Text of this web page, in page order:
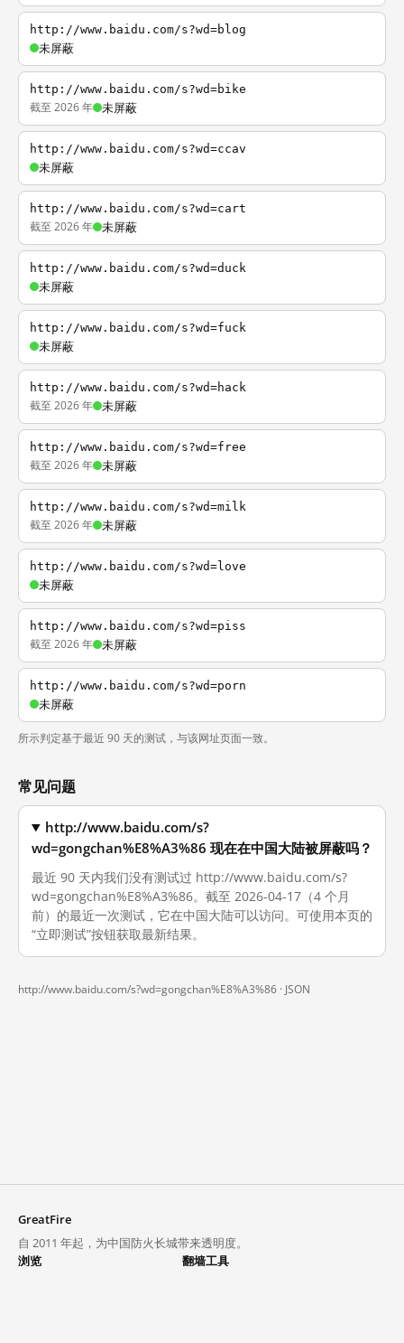
http://www.baidu.com/s?wd=blog
未屏蔽
http://www.baidu.com/s?wd=bike
截至 2026 年 未屏蔽
http://www.baidu.com/s?wd=ccav
未屏蔽
http://www.baidu.com/s?wd=cart
截至 2026 年 未屏蔽
http://www.baidu.com/s?wd=duck
未屏蔽
http://www.baidu.com/s?wd=fuck
未屏蔽
http://www.baidu.com/s?wd=hack
截至 2026 年 未屏蔽
http://www.baidu.com/s?wd=free
截至 2026 年 未屏蔽
http://www.baidu.com/s?wd=milk
截至 2026 年 未屏蔽
http://www.baidu.com/s?wd=love
未屏蔽
http://www.baidu.com/s?wd=piss
截至 2026 年 未屏蔽
http://www.baidu.com/s?wd=porn
未屏蔽
所示判定基于最近 90 天的测试，与该网址页面一致。
常见问题
http://www.baidu.com/s?
wd=gongchan%E8%A3%86 现在在中国大陆被屏蔽吗？
最近 90 天内我们没有测试过 http://www.baidu.com/s?
wd=gongchan%E8%A3%86。截至 2026-04-17（4 个月
前）的最近一次测试，它在中国大陆可以访问。可使用本页的
“立即测试”按钮获取最新结果。
http://www.baidu.com/s?wd=gongchan%E8%A3%86 · JSON
GreatFire
自 2011 年起，为中国防火长城带来透明度。
浏览
翻墙工具